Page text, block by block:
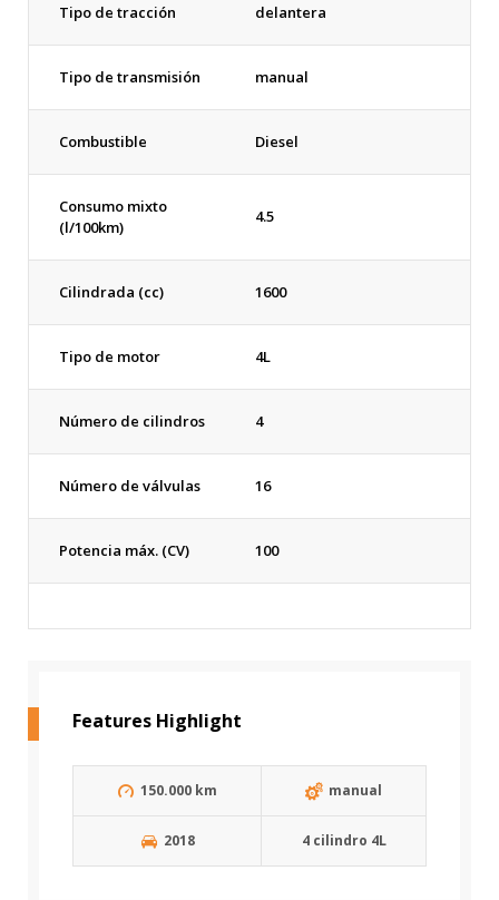
Tipo de tracción delantera
Tipo de transmisión manual
Combustible Diesel
Consumo mixto
(l/100km)
4.5
Cilindrada (cc) 1600
Tipo de motor 4L
Número de cilindros 4
Número de válvulas 16
Potencia máx. (CV) 100
Features Highlight
150.000 km manual
2018 4 cilindro 4L